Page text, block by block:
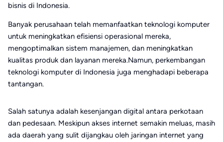
bisnis di Indonesia.
Banyak perusahaan telah memanfaatkan teknologi komputer
untuk meningkatkan efisiensi operasional mereka,
mengoptimalkan sistem manajemen, dan meningkatkan
kualitas produk dan layanan mereka.Namun, perkembangan
teknologi komputer di Indonesia juga menghadapi beberapa
tantangan.
Salah satunya adalah kesenjangan digital antara perkotaan
dan pedesaan. Meskipun akses internet semakin meluas, masih
ada daerah yang sulit dijangkau oleh jaringan internet yang